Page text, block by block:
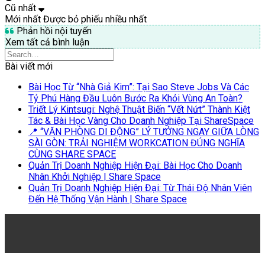
Cũ nhất
Mới nhất Được bỏ phiếu nhiều nhất
Phản hồi nội tuyến
Xem tất cả bình luận
Bài viết mới
Bài Học Từ “Nhà Giả Kim”: Tại Sao Steve Jobs Và Các
Tỷ Phú Hàng Đầu Luôn Bước Ra Khỏi Vùng An Toàn?
Triết Lý Kintsugi: Nghệ Thuật Biến “Vết Nứt” Thành Kiệt
Tác & Bài Học Vàng Cho Doanh Nghiệp Tại ShareSpace
📍 “VĂN PHÒNG DI ĐỘNG” LÝ TƯỞNG NGAY GIỮA LÒNG
SÀI GÒN: TRẢI NGHIỆM WORKCATION ĐÚNG NGHĨA
CÙNG SHARE SPACE
Quản Trị Doanh Nghiệp Hiện Đại: Bài Học Cho Doanh
Nhân Khởi Nghiệp | Share Space
Quản Trị Doanh Nghiệp Hiện Đại: Từ Thái Độ Nhân Viên
Đến Hệ Thống Vận Hành | Share Space